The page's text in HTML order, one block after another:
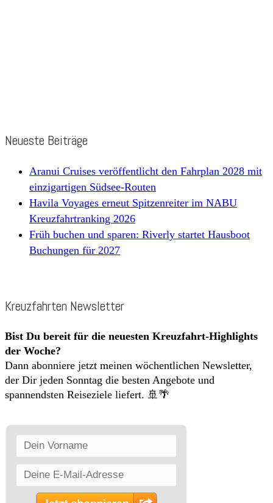
Neueste Beiträge
Aranui Cruises veröffentlicht den Fahrplan 2028 mit
einzigartigen Südsee-Routen
Havila Voyages erneut Spitzenreiter im NABU
Kreuzfahrtranking 2026
Früh buchen und sparen: Riverly startet Hausboot
Buchungen für 2027
Kreuzfahrten Newsletter
Bist Du bereit für die neuesten Kreuzfahrt-Highlights
der Woche?
Dann abonniere jetzt meinen wöchentlichen Newsletter,
der Dir jeden Sonntag die besten Angebote und
spannendsten Reiseziele liefert. 🚢🌴